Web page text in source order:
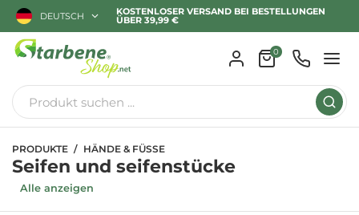
DEUTSCH KOSTENLOSER VERSAND BEI BESTELLUNGEN
ÜBER 39,99 €
0
PRODUKTE HÄNDE & FÜSSE
Seifen und seifenstücke
Alle anzeigen